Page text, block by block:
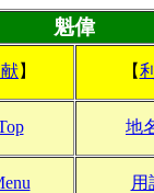
魁偉
】 【
地
用